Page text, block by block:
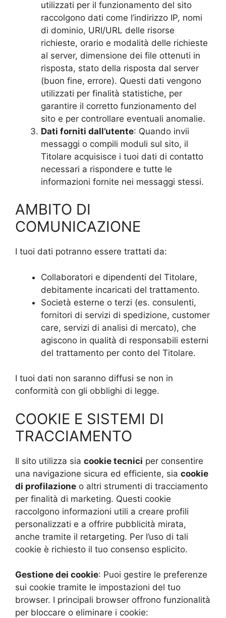
utilizzati per il funzionamento del sito
raccolgono dati come l’indirizzo IP, nomi
di dominio, URI/URL delle risorse
richieste, orario e modalità delle richieste
al server, dimensione dei file ottenuti in
risposta, stato della risposta dal server
(buon fine, errore). Questi dati vengono
utilizzati per finalità statistiche, per
garantire il corretto funzionamento del
sito e per controllare eventuali anomalie.
Dati forniti dall’utente: Quando invii
messaggi o compili moduli sul sito, il
Titolare acquisisce i tuoi dati di contatto
necessari a rispondere e tutte le
informazioni fornite nei messaggi stessi.
AMBITO DI
COMUNICAZIONE
I tuoi dati potranno essere trattati da:
Collaboratori e dipendenti del Titolare,
debitamente incaricati del trattamento.
Società esterne o terzi (es. consulenti,
fornitori di servizi di spedizione, customer
care, servizi di analisi di mercato), che
agiscono in qualità di responsabili esterni
del trattamento per conto del Titolare.
I tuoi dati non saranno diffusi se non in
conformità con gli obblighi di legge.
COOKIE E SISTEMI DI
TRACCIAMENTO
Il sito utilizza sia cookie tecnici per consentire
una navigazione sicura ed efficiente, sia cookie
di profilazione o altri strumenti di tracciamento
per finalità di marketing. Questi cookie
raccolgono informazioni utili a creare profili
personalizzati e a offrire pubblicità mirata,
anche tramite il retargeting. Per l’uso di tali
cookie è richiesto il tuo consenso esplicito.
Gestione dei cookie: Puoi gestire le preferenze
sui cookie tramite le impostazioni del tuo
browser. I principali browser offrono funzionalità
per bloccare o eliminare i cookie: